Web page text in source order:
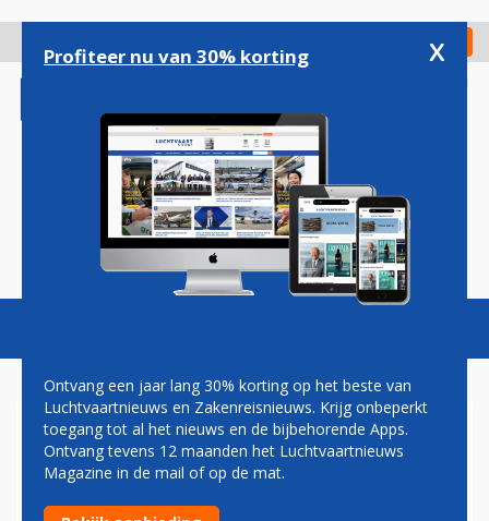
gaan
Check in
Magazine Podcasts Vacatures
CYGNIFIC
KLM benoemt Ramón Delima tot topman bij dochter
Profiteer nu van 30% korting x
Ontvang een jaar lang 30% korting op het beste van
Luchtvaartnieuws en Zakenreisnieuws. Krijg onbeperkt
toegang tot al het nieuws en de bijbehorende Apps.
Ontvang tevens 12 maanden het Luchtvaartnieuws
Magazine in de mail of op de mat.